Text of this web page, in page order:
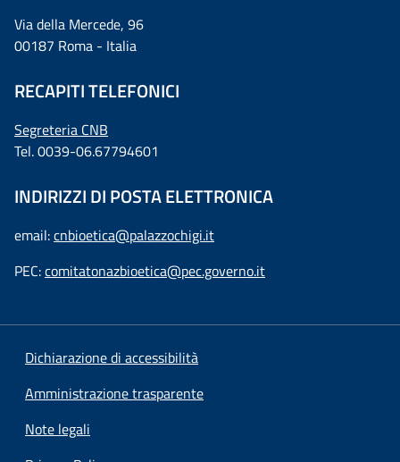
Via della Mercede, 96
00187 Roma - Italia
RECAPITI TELEFONICI
Segreteria CNB
Tel. 0039-06.67794601
INDIRIZZI DI POSTA ELETTRONICA
email:cnbioetica@palazzochigi.it
PEC:comitatonazbioetica@pec.governo.it
Dichiarazione di accessibilità
Amministrazione trasparente
Note legali